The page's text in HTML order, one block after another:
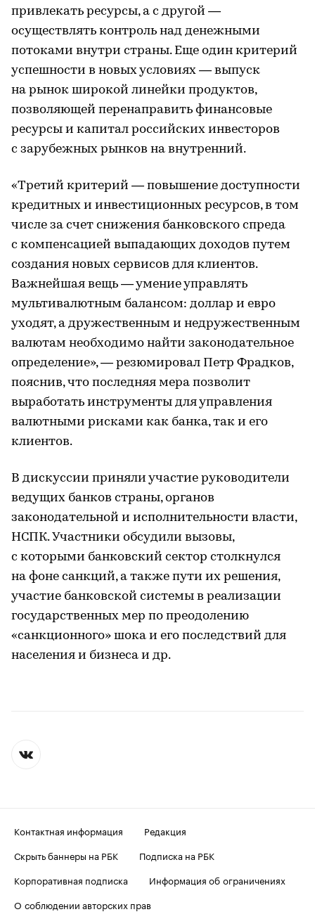
привлекать ресурсы, а с другой —
осуществлять контроль над денежными
потоками внутри страны. Еще один критерий
успешности в новых условиях — выпуск
на рынок широкой линейки продуктов,
позволяющей перенаправить финансовые
ресурсы и капитал российских инвесторов
с зарубежных рынков на внутренний.
«Третий критерий — повышение доступности
кредитных и инвестиционных ресурсов, в том
числе за счет снижения банковского спреда
с компенсацией выпадающих доходов путем
создания новых сервисов для клиентов.
Важнейшая вещь — умение управлять
мультивалютным балансом: доллар и евро
уходят, а дружественным и недружественным
валютам необходимо найти законодательное
определение», — резюмировал Петр Фрадков,
пояснив, что последняя мера позволит
выработать инструменты для управления
валютными рисками как банка, так и его
клиентов.
В дискуссии приняли участие руководители
ведущих банков страны, органов
законодательной и исполнительности власти,
НСПК. Участники обсудили вызовы,
с которыми банковский сектор столкнулся
на фоне санкций, а также пути их решения,
участие банковской системы в реализации
государственных мер по преодолению
«санкционного» шока и его последствий для
населения и бизнеса и др.
Контактная информация
Редакция
Скрыть баннеры на РБК
Подписка на РБК
Корпоративная подписка
Информация об ограничениях
О соблюдении авторских прав